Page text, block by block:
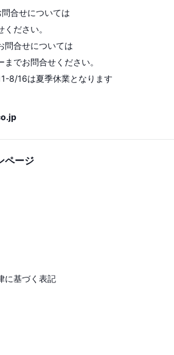
合せについては
ださい。
問合せについては
でお問合せください。
8/16は夏季休業となります
ページ
に基づく表記